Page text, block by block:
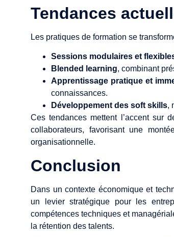
Tendances
Les pratiques de formation se
Sessions modulaires et
Blended learning, combinant
Apprentissage pratique et
connaissances.
Développement des soft skills,
Ces tendances mettent l’accent sur
collaborateurs, favorisant une
organisationnelle.
Conclusion
Dans un contexte économique et
un levier stratégique pour les
compétences techniques et
la rétention des talents.